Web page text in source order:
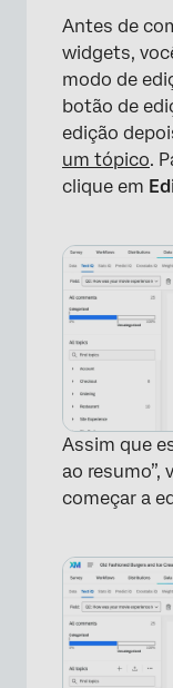
Antes de
widgets,
modo de
botão de
edição
um tópico.
clique em
Assim que
ao resumo”,
começar a